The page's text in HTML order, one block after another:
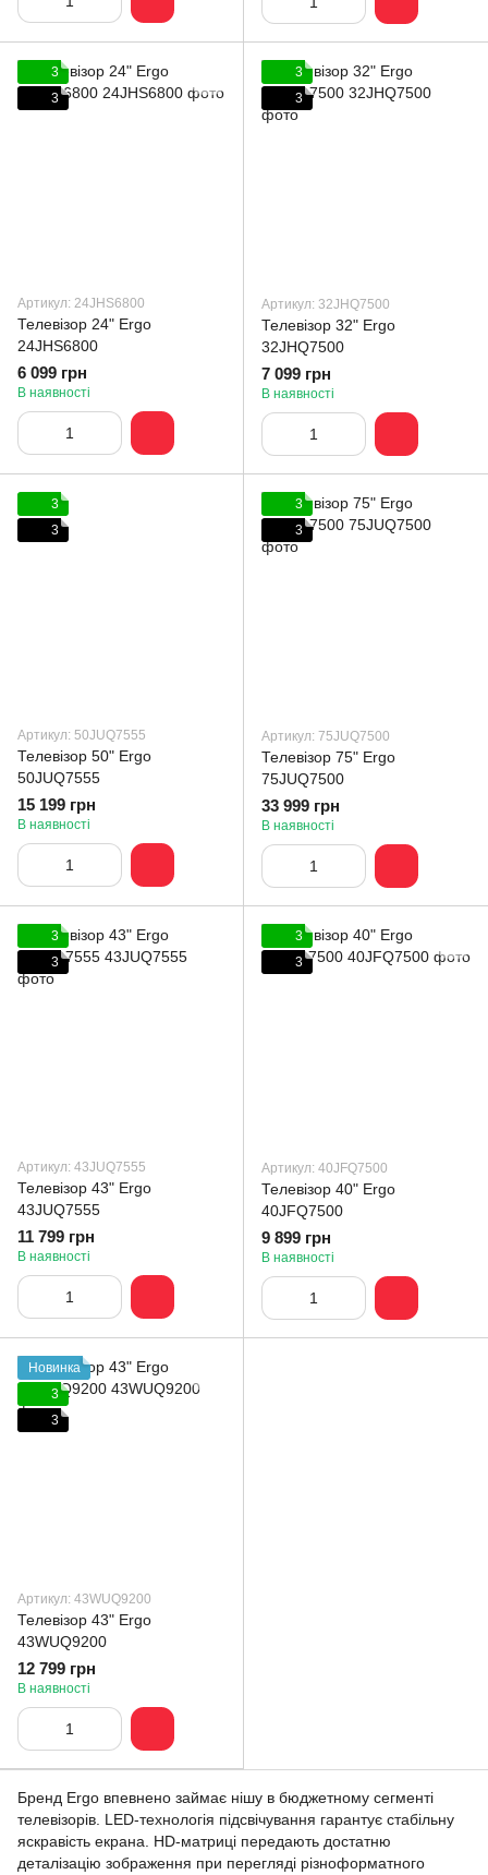
3
3
Артикул: 24JHS6800
Телевізор 24" Ergo
24JHS6800
6 099 грн
В наявності
3
3
Артикул: 32JHQ7500
Телевізор 32" Ergo
32JHQ7500
7 099 грн
В наявності
3
3
Артикул: 50JUQ7555
Телевізор 50" Ergo
50JUQ7555
15 199 грн
В наявності
3
3
Артикул: 75JUQ7500
Телевізор 75" Ergo
75JUQ7500
33 999 грн
В наявності
3
3
Артикул: 43JUQ7555
Телевізор 43" Ergo
43JUQ7555
11 799 грн
В наявності
3
3
Артикул: 40JFQ7500
Телевізор 40" Ergo
40JFQ7500
9 899 грн
В наявності
Новинка
3
3
Артикул: 43WUQ9200
Телевізор 43" Ergo
43WUQ9200
12 799 грн
В наявності
Бренд Ergo впевнено займає нішу в бюджетному сегменті
телевізорів. LED-технологія підсвічування гарантує стабільну
яскравість екрана. HD-матриці передають достатню
деталізацію зображення при перегляді різноформатного